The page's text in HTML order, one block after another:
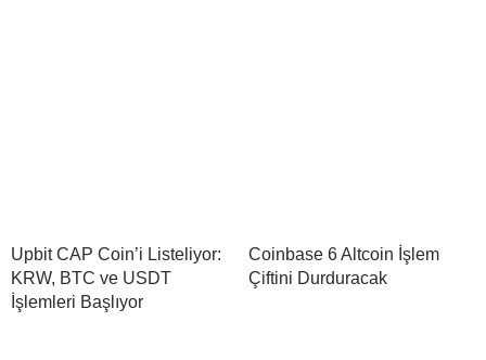
Upbit CAP Coin’i Listeliyor:
KRW, BTC ve USDT
İşlemleri Başlıyor
Coinbase 6 Altcoin İşlem
Çiftini Durduracak